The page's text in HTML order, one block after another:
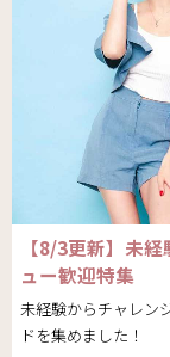
【8/3更新】未
ュー歓迎特集
未経験からチャレン
ドを集めました！